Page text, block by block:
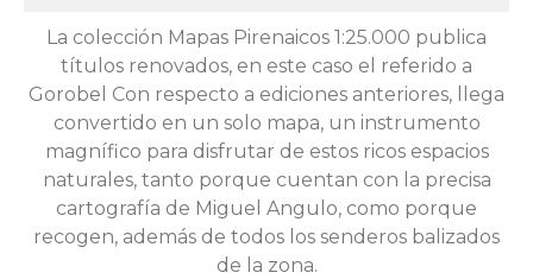
La colección Mapas Pirenaicos 1:25.000 publica
títulos renovados, en este caso el referido a
Gorobel Con respecto a ediciones anteriores, llega
convertido en un solo mapa, un instrumento
magnífico para disfrutar de estos ricos espacios
naturales, tanto porque cuentan con la precisa
cartografía de Miguel Angulo, como porque
recogen, además de todos los senderos balizados
de la zona.